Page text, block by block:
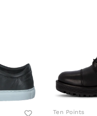
Ten Points